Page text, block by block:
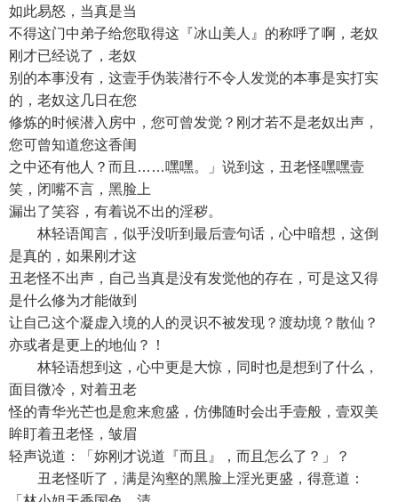
如此易怒，当真是当
不得这门中弟子给您取得这『冰山美人』的称呼了啊，老奴
刚才已经说了，老奴
别的本事没有，这壹手伪装潜行不令人发觉的本事是实打实
的，老奴这几日在您
修炼的时候潜入房中，您可曾发觉？刚才若不是老奴出声，
您可曾知道您这香闺
之中还有他人？而且……嘿嘿。」说到这，丑老怪嘿嘿壹
笑，闭嘴不言，黑脸上
漏出了笑容，有着说不出的淫秽。
林轻语闻言，似乎没听到最后壹句话，心中暗想，这倒
是真的，如果刚才这
丑老怪不出声，自己当真是没有发觉他的存在，可是这又得
是什么修为才能做到
让自己这个凝虚入境的人的灵识不被发现？渡劫境？散仙？
亦或者是更上的地仙？！
林轻语想到这，心中更是大惊，同时也是想到了什么，
面目微冷，对着丑老
怪的青华光芒也是愈来愈盛，仿佛随时会出手壹般，壹双美
眸盯着丑老怪，皱眉
轻声说道：「妳刚才说道『而且』，而且怎么了？」？
丑老怪听了，满是沟壑的黑脸上淫光更盛，得意道：